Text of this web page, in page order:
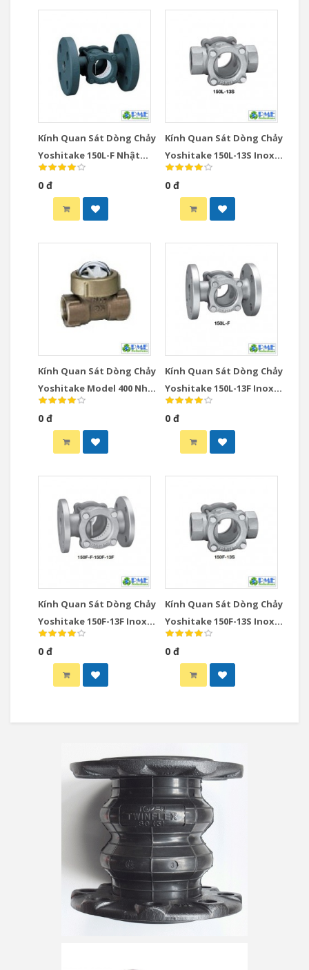
Kính Quan Sát Dòng Chảy
Yoshitake 150L-F Nhật
Bản DN65-DN150 JIS10K
0 đ
Kính Quan Sát Dòng Chảy
Yoshitake 150L-13S Inox
Nhật Bản DN15-DN50 Ren
JIS Rc
0 đ
Kính Quan Sát Dòng Chảy
Yoshitake Model 400 Nhật
Bản DN10-DN25 Spinner
Type
0 đ
Kính Quan Sát Dòng Chảy
Yoshitake 150L-13F Inox
Nhật Bản DN15-DN100
JIS10K
0 đ
Kính Quan Sát Dòng Chảy
Yoshitake 150F-13F Inox
Nhật Bản DN15-DN100
JIS10K
0 đ
Kính Quan Sát Dòng Chảy
Yoshitake 150F-13S Inox
Nhật Bản DN15-DN50
0 đ